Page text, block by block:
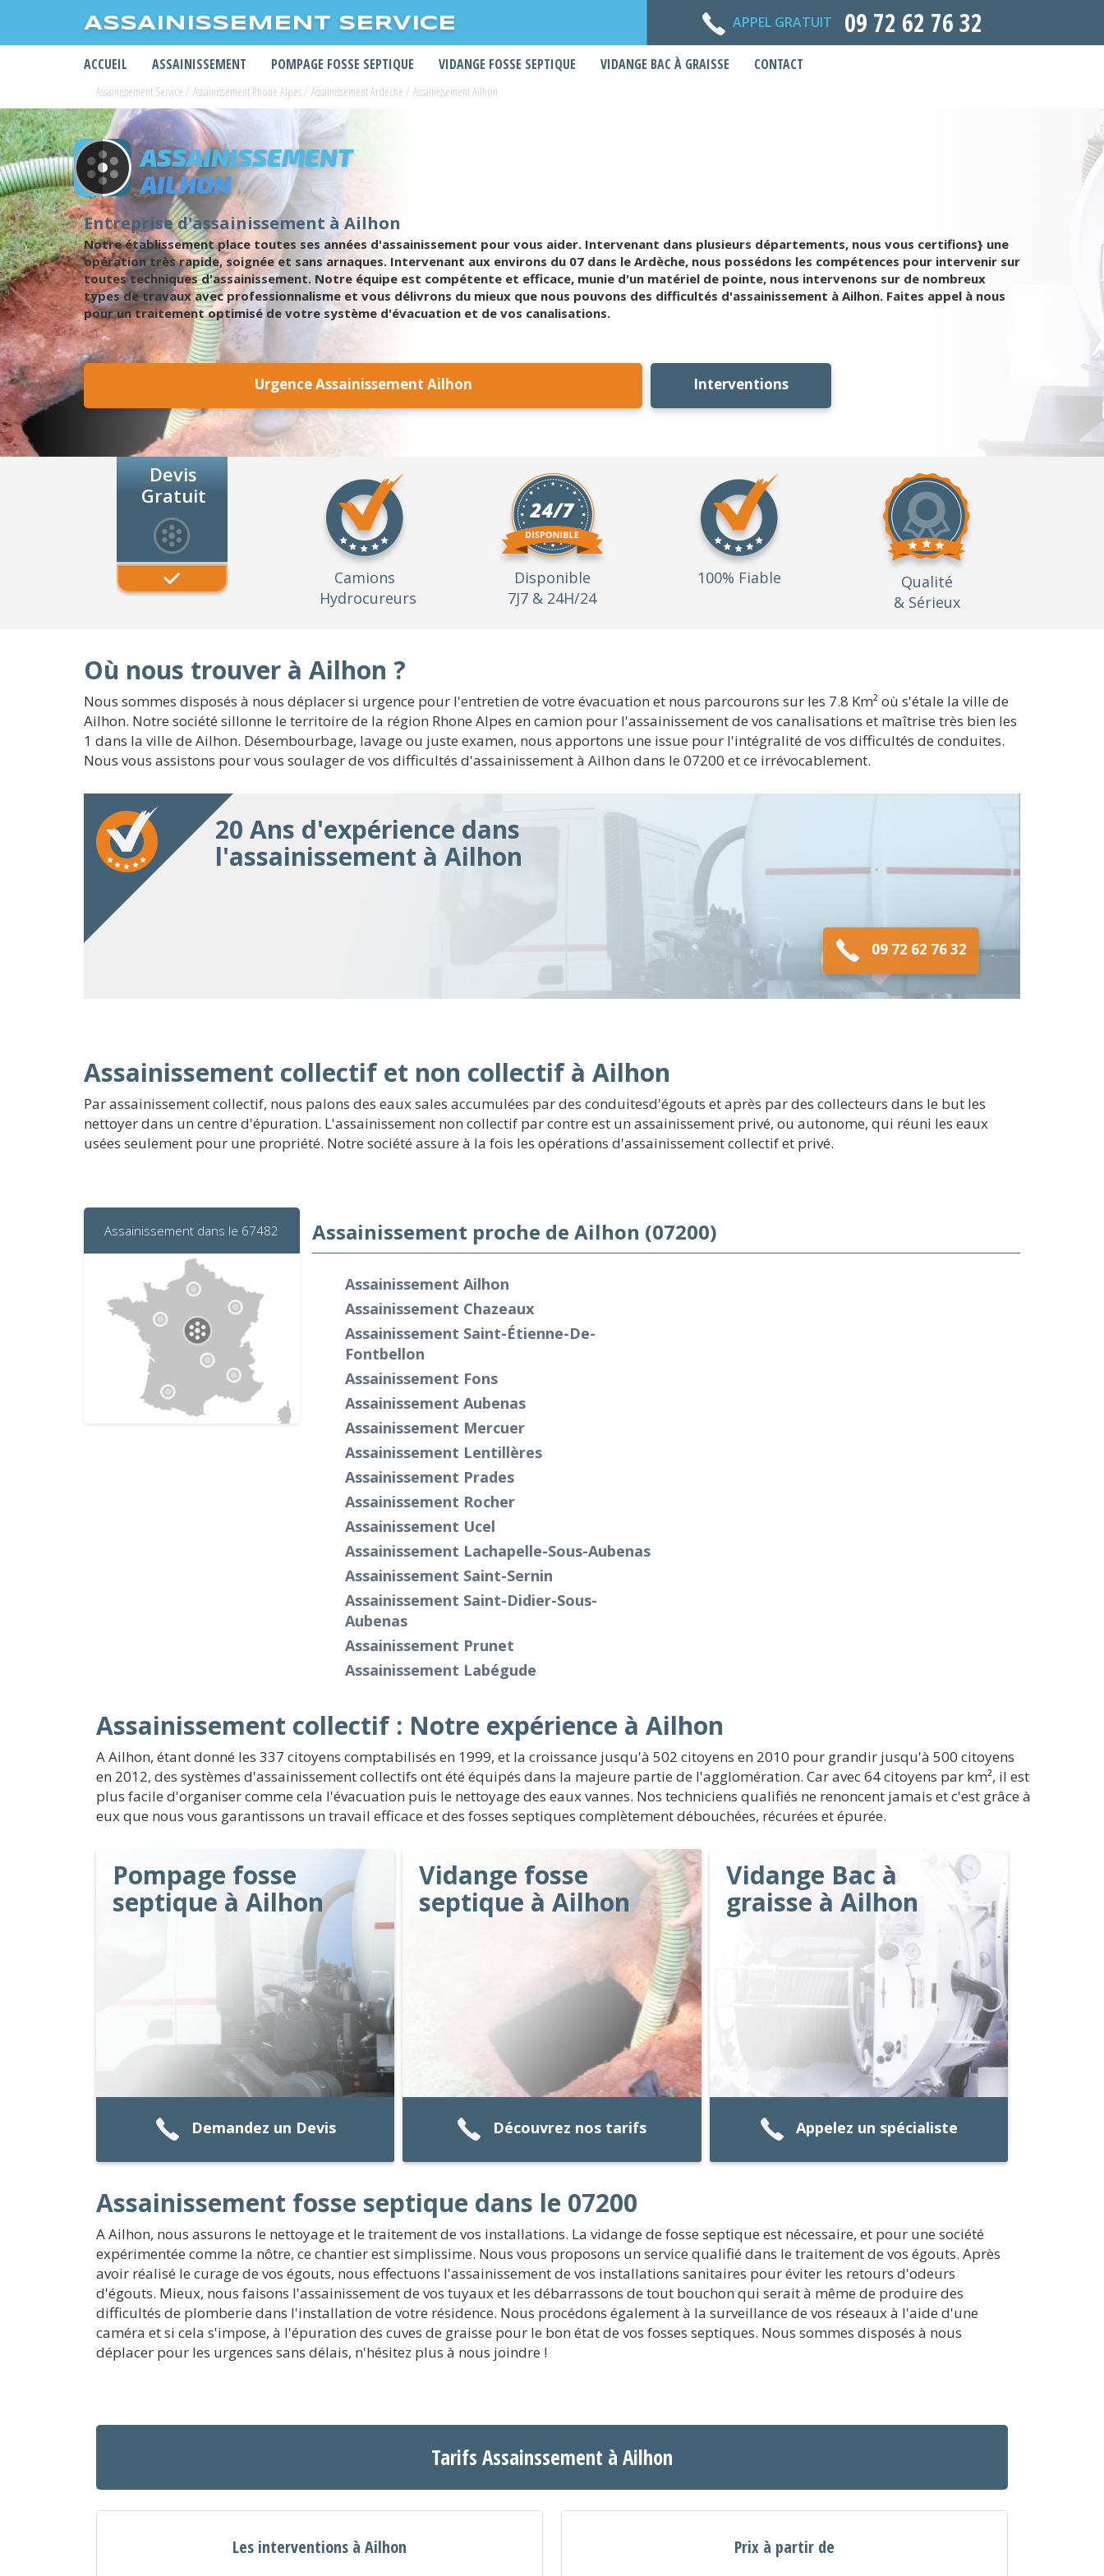
ASSAINISSEMENT SERVICE APPEL GRATUIT 09 72 62 76 32
ACCUEIL ASSAINISSEMENT POMPAGE FOSSE SEPTIQUE VIDANGE FOSSE SEPTIQUE VIDANGE BAC À GRAISSE CONTACT
Assainissement Service / Assainissement Rhone Alpes/ Assainissement Ardèche / Assainissement Ailhon
ASSAINISSEMENT
AILHON
Entreprise d'assainissement à Ailhon
Notre établissement place toutes ses années d'assainissement pour vous aider. Intervenant dans plusieurs départements, nous vous certifions} une
opération très rapide, soignée et sans arnaques. Intervenant aux environs du 07 dans le Ardèche, nous possédons les compétences pour intervenir sur
toutes techniques d'assainissement. Notre équipe est compétente et efficace, munie d'un matériel de pointe, nous intervenons sur de nombreux
types de travaux avec professionnalisme et vous délivrons du mieux que nous pouvons des difficultés d'assainissement à Ailhon. Faites appel à nous
pour un traitement optimisé de votre système d'évacuation et de vos canalisations.
Urgence Assainissement Ailhon Interventions
Devis
Gratuit
Camions
Hydrocureurs
Disponible
7J7 & 24H/24
100% Fiable
Qualité
& Sérieux
Où nous trouver à Ailhon ?
Nous sommes disposés à nous déplacer si urgence pour l'entretien de votre évacuation et nous parcourons sur les 7.8 Km² où s'étale la ville de
Ailhon. Notre société sillonne le territoire de la région Rhone Alpes en camion pour l'assainissement de vos canalisations et maîtrise très bien les
1 dans la ville de Ailhon. Désembourbage, lavage ou juste examen, nous apportons une issue pour l'intégralité de vos difficultés de conduites.
Nous vous assistons pour vous soulager de vos difficultés d'assainissement à Ailhon dans le 07200 et ce irrévocablement.
20 Ans d'expérience dans
l'assainissement à Ailhon
09 72 62 76 32
Assainissement collectif et non collectif à Ailhon
Par assainissement collectif, nous palons des eaux sales accumulées par des conduitesd'égouts et après par des collecteurs dans le but les
nettoyer dans un centre d'épuration. L'assainissement non collectif par contre est un assainissement privé, ou autonome, qui réuni les eaux
usées seulement pour une propriété. Notre société assure à la fois les opérations d'assainissement collectif et privé.
Assainissement dans le 67482 Assainissement proche de Ailhon (07200)
Assainissement Ailhon
Assainissement Chazeaux
Assainissement Saint-Étienne-De-
Fontbellon
Assainissement Fons
Assainissement Aubenas
Assainissement Mercuer
Assainissement Lentillères
Assainissement Prades
Assainissement Rocher
Assainissement Ucel
Assainissement Lachapelle-Sous-Aubenas
Assainissement Saint-Sernin
Assainissement Saint-Didier-Sous-
Aubenas
Assainissement Prunet
Assainissement Labégude
Assainissement collectif : Notre expérience à Ailhon
A Ailhon, étant donné les 337 citoyens comptabilisés en 1999, et la croissance jusqu'à 502 citoyens en 2010 pour grandir jusqu'à 500 citoyens
en 2012, des systèmes d'assainissement collectifs ont été équipés dans la majeure partie de l'agglomération. Car avec 64 citoyens par km², il est
plus facile d'organiser comme cela l'évacuation puis le nettoyage des eaux vannes. Nos techniciens qualifiés ne renoncent jamais et c'est grâce à
eux que nous vous garantissons un travail efficace et des fosses septiques complètement débouchées, récurées et épurée.
Pompage fosse
septique à Ailhon
Demandez un Devis
Vidange fosse
septique à Ailhon
Découvrez nos tarifs
Vidange Bac à
graisse à Ailhon
Appelez un spécialiste
Assainissement fosse septique dans le 07200
A Ailhon, nous assurons le nettoyage et le traitement de vos installations. La vidange de fosse septique est nécessaire, et pour une société
expérimentée comme la nôtre, ce chantier est simplissime. Nous vous proposons un service qualifié dans le traitement de vos égouts. Après
avoir réalisé le curage de vos égouts, nous effectuons l'assainissement de vos installations sanitaires pour éviter les retours d'odeurs
d'égouts. Mieux, nous faisons l'assainissement de vos tuyaux et les débarrassons de tout bouchon qui serait à même de produire des
difficultés de plomberie dans l'installation de votre résidence. Nous procédons également à la surveillance de vos réseaux à l'aide d'une
caméra et si cela s'impose, à l'épuration des cuves de graisse pour le bon état de vos fosses septiques. Nous sommes disposés à nous
déplacer pour les urgences sans délais, n'hésitez plus à nous joindre !
Tarifs Assainssement à Ailhon
Les interventions à Ailhon Prix à partir de